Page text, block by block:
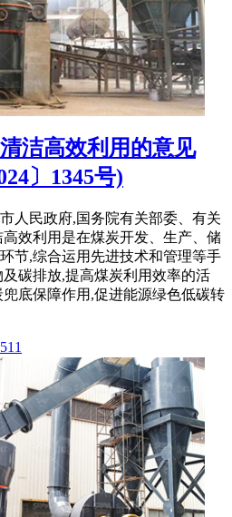
洁高效利用的意见
〕1345号)
人民政府,国务院有关部委、有关
效利用是在煤炭开发、生产、储
节,综合运用先进技术和管理等手
碳排放,提高煤炭利用效率的活
底保障作用,促进能源绿色低碳转